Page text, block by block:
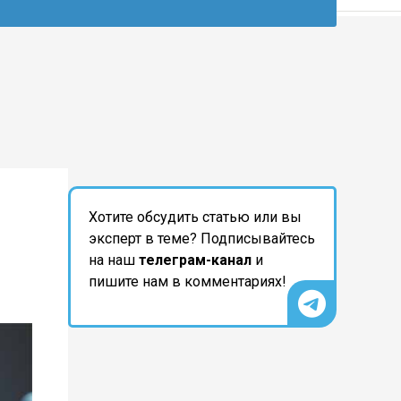
Хотите обсудить статью или вы
эксперт в теме? Подписывайтесь
на наш телеграм-канал и
пишите нам в комментариях!